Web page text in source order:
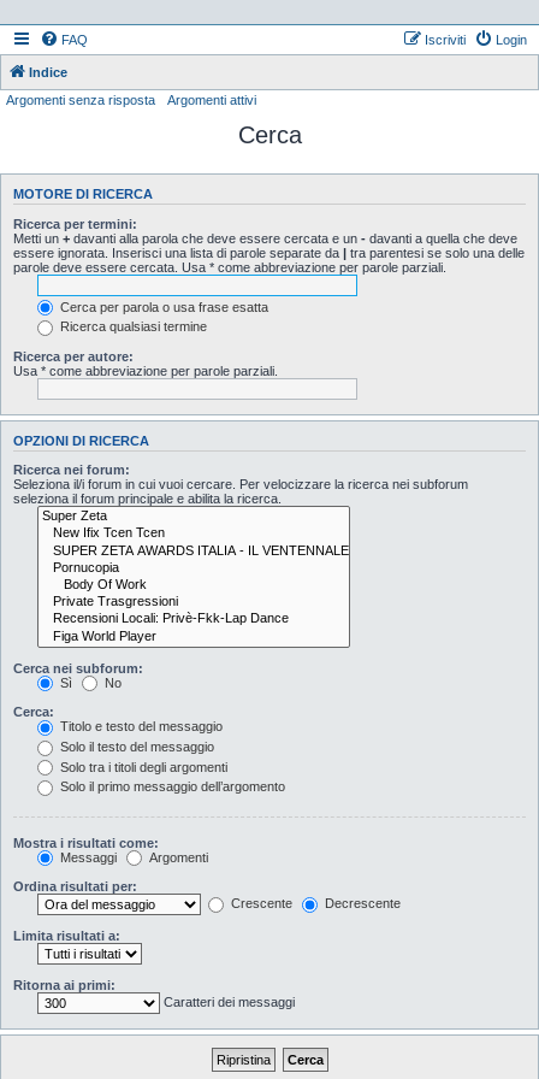
FAQ Login
Iscriviti
Indice
Argomenti senza risposta
Argomenti attivi
Cerca
MOTORE DI RICERCA
Ricerca per termini:
Metti un + davanti alla parola che deve essere cercata e un - davanti a quella che deve
essere ignorata. Inserisci una lista di parole separate da | tra parentesi se solo una delle
parole deve essere cercata. Usa * come abbreviazione per parole parziali.
Cerca per parola o usa frase esatta
Ricerca qualsiasi termine
Ricerca per autore:
Usa * come abbreviazione per parole parziali.
OPZIONI DI RICERCA
Ricerca nei forum:
Seleziona il/i forum in cui vuoi cercare. Per velocizzare la ricerca nei subforum
seleziona il forum principale e abilita la ricerca.
Cerca nei subforum:
Sì
No
Cerca:
Titolo e testo del messaggio
Solo il testo del messaggio
Solo tra i titoli degli argomenti
Solo il primo messaggio dell’argomento
Mostra i risultati come:
Messaggi
Argomenti
Ordina risultati per:
Crescente
Decrescente
Limita risultati a:
Ritorna ai primi:
Caratteri dei messaggi